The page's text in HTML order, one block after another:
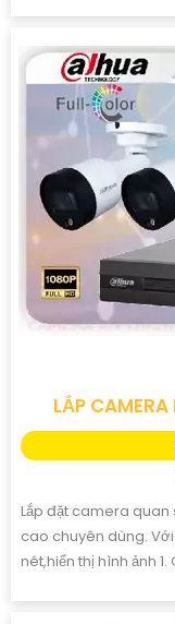
LẮP
Lắp đặt camera
cao chuyên dùng.
nét,hiển thị hình ảnh